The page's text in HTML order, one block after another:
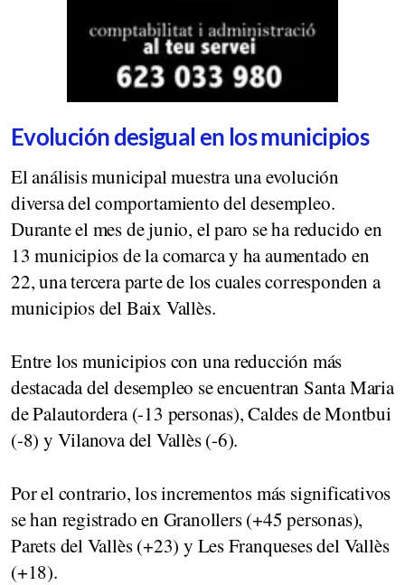
Evolución desigual en los municipios
El análisis municipal muestra una evolución
diversa del comportamiento del desempleo.
Durante el mes de junio, el paro se ha reducido en
13 municipios de la comarca y ha aumentado en
22, una tercera parte de los cuales corresponden a
municipios del Baix Vallès.
Entre los municipios con una reducción más
destacada del desempleo se encuentran Santa Maria
de Palautordera (-13 personas), Caldes de Montbui
(-8) y Vilanova del Vallès (-6).
Por el contrario, los incrementos más significativos
se han registrado en Granollers (+45 personas),
Parets del Vallès (+23) y Les Franqueses del Vallès
(+18).